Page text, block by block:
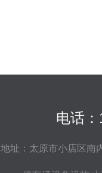
电话
地址：太原市小店区南